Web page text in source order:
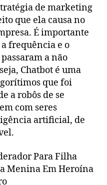
de marketing
que ela causa no
É importante
frequência e o
a não
Chatbot é uma
que foi
a robôs de se
com seres
artificial, de
Para Filha
Menina Em Heroína